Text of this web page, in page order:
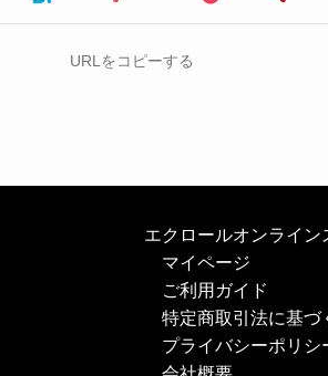
URLをコピーする
エクロールオンライン
マイページ
ご利用ガイド
特定商取引法に基づ
プライバシーポリシ